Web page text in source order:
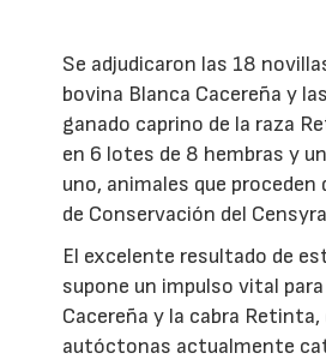
Se adjudicaron las 18
bovina Blanca Cacereña y
ganado caprino de la raza
en 6 lotes de 8 hembras y
uno, animales que proceden
de Conservación del
El excelente resultado de
supone un impulso vital
Cacereña y la cabra Retinta,
autóctonas actualmente